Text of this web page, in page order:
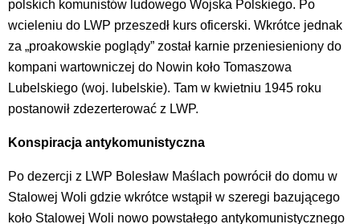
polskich komunistów ludowego Wojska Polskiego. Po
wcieleniu do LWP przeszedł kurs oficerski. Wkrótce jednak
za „proakowskie poglądy” został karnie przeniesieniony do
kompani wartowniczej do Nowin koło Tomaszowa
Lubelskiego (woj. lubelskie). Tam w kwietniu 1945 roku
postanowił zdezerterować z LWP.
Konspiracja antykomunistyczna
Po dezercji z LWP Bolesław Maślach powrócił do domu w
Stalowej Woli gdzie wkrótce wstąpił w szeregi bazującego
koło Stalowej Woli nowo powstałego antykomunistycznego